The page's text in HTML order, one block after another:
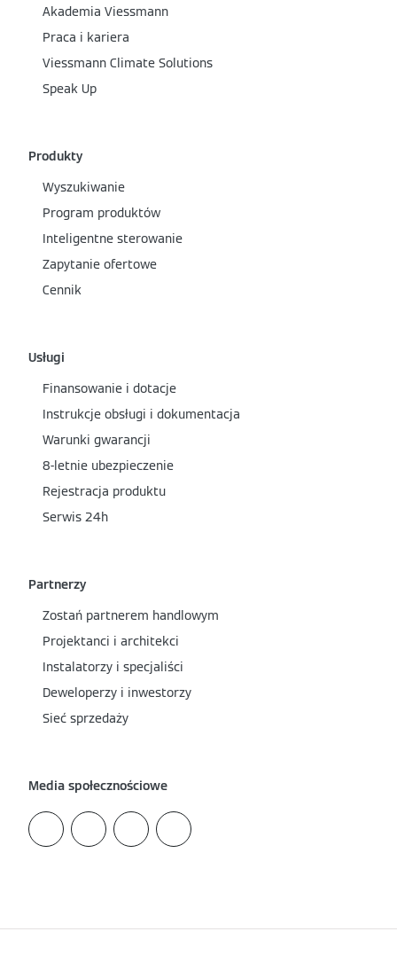
Akademia Viessmann
Praca i kariera
Viessmann Climate Solutions
Speak Up
Produkty
Wyszukiwanie
Program produktów
Inteligentne sterowanie
Zapytanie ofertowe
Cennik
Usługi
Finansowanie i dotacje
Instrukcje obsługi i dokumentacja
Warunki gwarancji
8-letnie ubezpieczenie
Rejestracja produktu
Serwis 24h
Partnerzy
Zostań partnerem handlowym
Projektanci i architekci
Instalatorzy i specjaliści
Deweloperzy i inwestorzy
Sieć sprzedaży
Media społecznościowe